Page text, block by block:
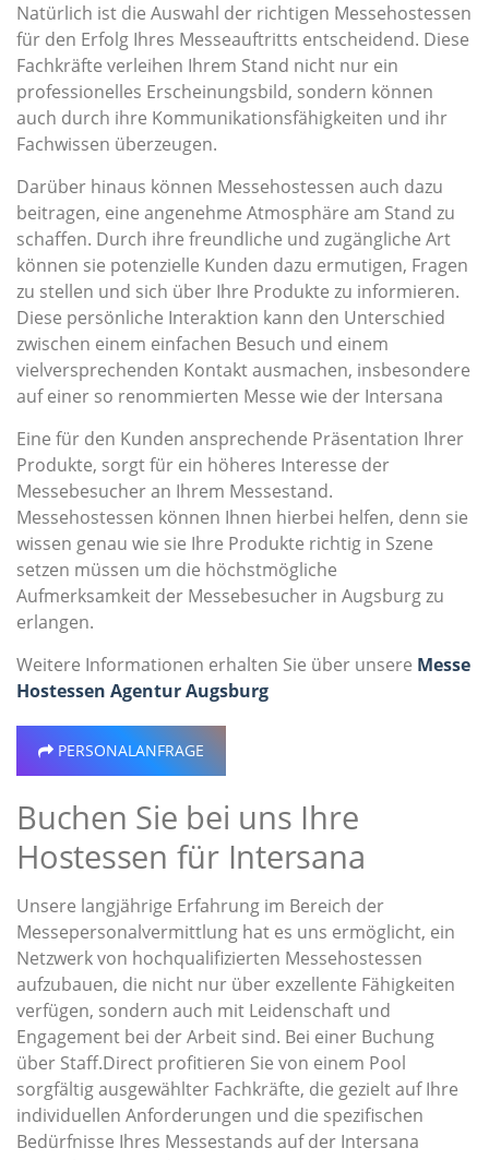
Natürlich ist die Auswahl der richtigen Messehostessen
für den Erfolg Ihres Messeauftritts entscheidend. Diese
Fachkräfte verleihen Ihrem Stand nicht nur ein
professionelles Erscheinungsbild, sondern können
auch durch ihre Kommunikationsfähigkeiten und ihr
Fachwissen überzeugen.
Darüber hinaus können Messehostessen auch dazu
beitragen, eine angenehme Atmosphäre am Stand zu
schaffen. Durch ihre freundliche und zugängliche Art
können sie potenzielle Kunden dazu ermutigen, Fragen
zu stellen und sich über Ihre Produkte zu informieren.
Diese persönliche Interaktion kann den Unterschied
zwischen einem einfachen Besuch und einem
vielversprechenden Kontakt ausmachen, insbesondere
auf einer so renommierten Messe wie der Intersana
Eine für den Kunden ansprechende Präsentation Ihrer
Produkte, sorgt für ein höheres Interesse der
Messebesucher an Ihrem Messestand.
Messehostessen können Ihnen hierbei helfen, denn sie
wissen genau wie sie Ihre Produkte richtig in Szene
setzen müssen um die höchstmögliche
Aufmerksamkeit der Messebesucher in Augsburg zu
erlangen.
Weitere Informationen erhalten Sie über unsere Messe
Hostessen Agentur Augsburg
PERSONALANFRAGE
Buchen Sie bei uns Ihre
Hostessen für Intersana
Unsere langjährige Erfahrung im Bereich der
Messepersonalvermittlung hat es uns ermöglicht, ein
Netzwerk von hochqualifizierten Messehostessen
aufzubauen, die nicht nur über exzellente Fähigkeiten
verfügen, sondern auch mit Leidenschaft und
Engagement bei der Arbeit sind. Bei einer Buchung
über Staff.Direct profitieren Sie von einem Pool
sorgfältig ausgewählter Fachkräfte, die gezielt auf Ihre
individuellen Anforderungen und die spezifischen
Bedürfnisse Ihres Messestands auf der Intersana